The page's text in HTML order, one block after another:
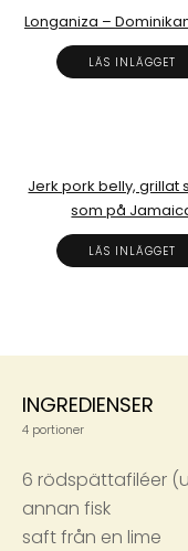
Longaniza –
LÄS INLÄGGET
Jerk pork belly, grillat
som på
LÄS INLÄGGET
INGREDIENSER
4 portioner
6 rödspättafiléer
annan fisk
saft från en lime